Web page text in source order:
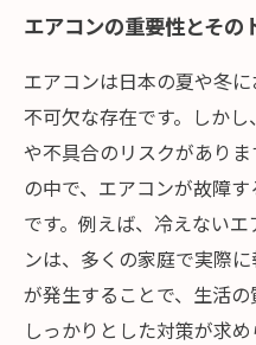
エアコンの重要性とその
エアコンは日本の夏や冬
不可欠な存在です。しか
や不具合のリスクがあり
の中で、エアコンが故障
です。例えば、冷えない
ンは、多くの家庭で実際
が発生することで、生活の
しっかりとした対策が求